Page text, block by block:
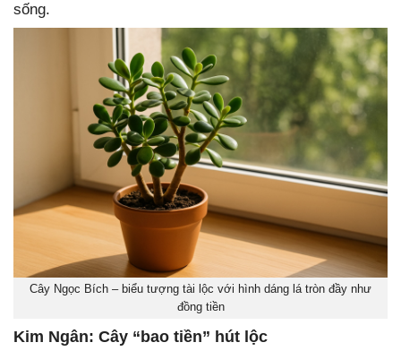
sống.
Cây Ngọc Bích – biểu tượng tài lộc với hình dáng lá tròn đầy như
đồng tiền
Kim Ngân: Cây “bao tiền” hút lộc